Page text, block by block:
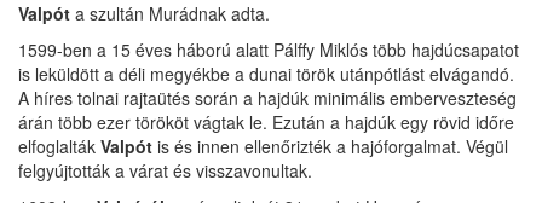
Valpót a szultán Murádnak adta.
1599-ben a 15 éves háború alatt Pálffy Miklós több hajdúcsapatot
is leküldött a déli megyékbe a dunai török utánpótlást elvágandó.
A híres tolnai rajtaütés során a hajdúk minimális emberveszteség
árán több ezer törököt vágtak le. Ezután a hajdúk egy rövid időre
elfoglalták Valpót is és innen ellenőrizték a hajóforgalmat. Végül
felgyújtották a várat és visszavonultak.